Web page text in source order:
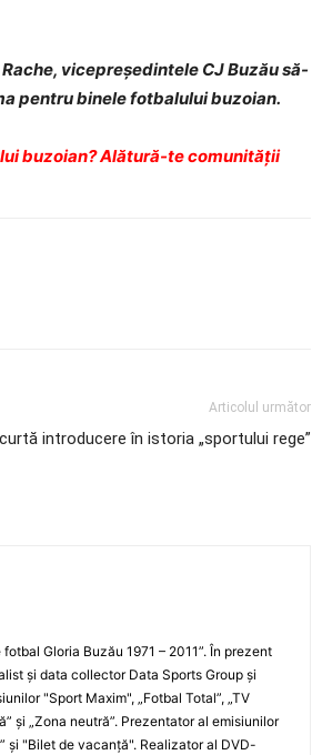
vicepreşedintele CJ Buzău să-
pentru binele fotbalului buzoian.
buzoian? Alătură-te comunității
Articolul următor
introducere în istoria „sportului rege”
Gloria Buzău 1971 – 2011”. În prezent
şi data collector Data Sports Group şi
"Sport Maxim", „Fotbal Total”, „TV
şi „Zona neutră”. Prezentator al emisiunilor
şi "Bilet de vacanţă". Realizator al DVD-